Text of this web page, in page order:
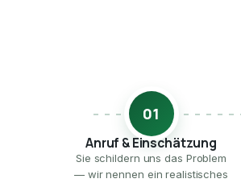
01
Anruf & Einschätzung
Sie schildern uns das Problem
— wir nennen ein realistisches